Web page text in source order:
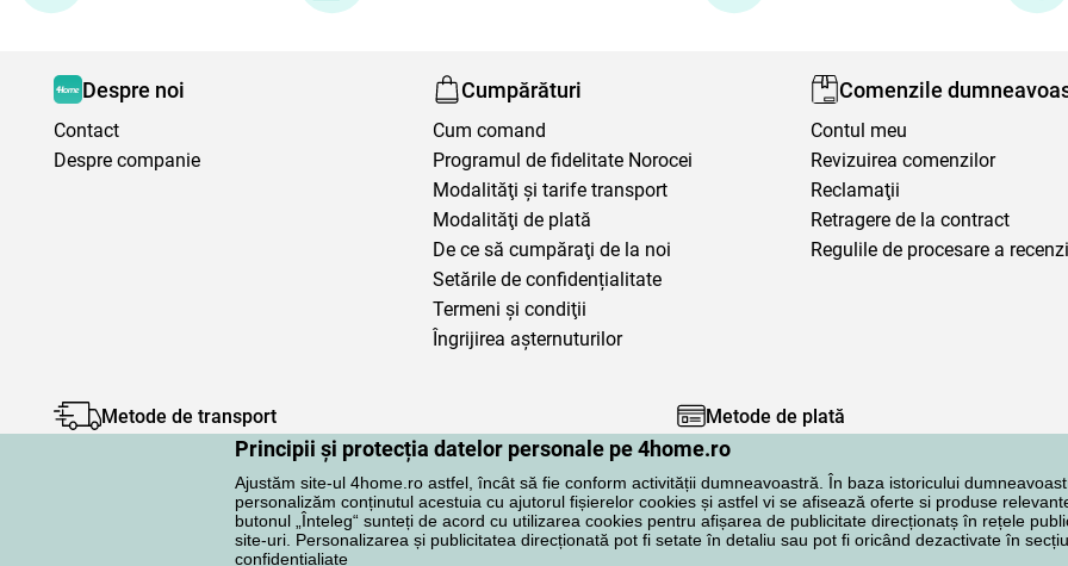
Principii și protecția datelor personale pe 4home.ro
Ajustăm site-ul 4home.ro astfel, încât să fie conform activității dumneavoastră. În baza istoricului
personalizăm conținutul acestuia cu ajutorul fișierelor cookies și astfel vi se afisează oferte si produse
butonul „Înteleg“ sunteți de acord cu utilizarea cookies pentru afișarea de publicitate direcționatș în rețele
site-uri. Personalizarea și publicitatea direcționată pot fi setate în detaliu sau pot fi oricând dezactivate în
confidențialiate
Despre noi
Contact
Despre companie
Cumpărături
Cum comand
Programul de fidelitate Norocei
Modalităţi şi tarife transport
Modalităţi de plată
De ce să cumpăraţi de la noi
Setările de confidențialitate
Termeni şi condiţii
Îngrijirea așternuturilor
Comenzile
Contul meu
Revizuirea comenzilor
Reclamaţii
Retragere de la contract
Regulile de procesare a
Metode de transport Metode de plată
Protecţia datelor cu caracter personal